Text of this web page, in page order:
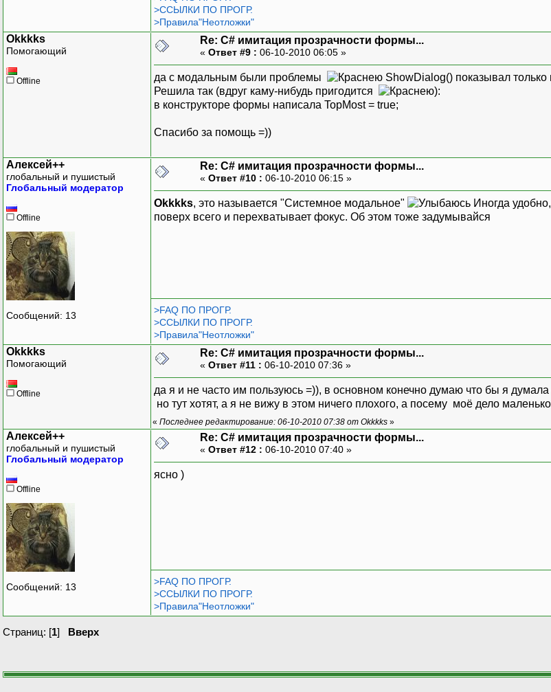
>ССЫЛКИ ПО ПРОГР.
>Правила"Неотложки"
Okkkks
Помогающий
Offline
Re: C# имитация прозрачности формы...
« Ответ #9 : 06-10-2010 06:05 »
да с модальным были проблемы
ShowDialog() показывал
Решила так (вдруг каму-нибудь пригодится
):
в конструкторе формы написала TopMost = true;
Спасибо за помощь =))
Алексей++
глобальный и пушистый
Глобальный модератор
Offline
Сообщений: 13
Re: C# имитация прозрачности формы...
« Ответ #10 : 06-10-2010 06:15 »
Okkkks, это называется "Системное модальное"
Иногда
поверх всего и перехватывает фокус. Об этом тоже задумывайся
>FAQ ПО ПРОГР.
>ССЫЛКИ ПО ПРОГР.
>Правила"Неотложки"
Okkkks
Помогающий
Offline
Re: C# имитация прозрачности формы...
« Ответ #11 : 06-10-2010 07:36 »
да я и не часто им пользуюсь =)), в основном конечно думаю что бы я
но тут хотят, а я не вижу в этом ничего плохого, а посему моё дело
« Последнее редактирование: 06-10-2010 07:38 от Okkkks »
Алексей++
глобальный и пушистый
Глобальный модератор
Offline
Сообщений: 13
Re: C# имитация прозрачности формы...
« Ответ #12 : 06-10-2010 07:40 »
ясно )
>FAQ ПО ПРОГР.
>ССЫЛКИ ПО ПРОГР.
>Правила"Неотложки"
Страниц: [1] Вверх